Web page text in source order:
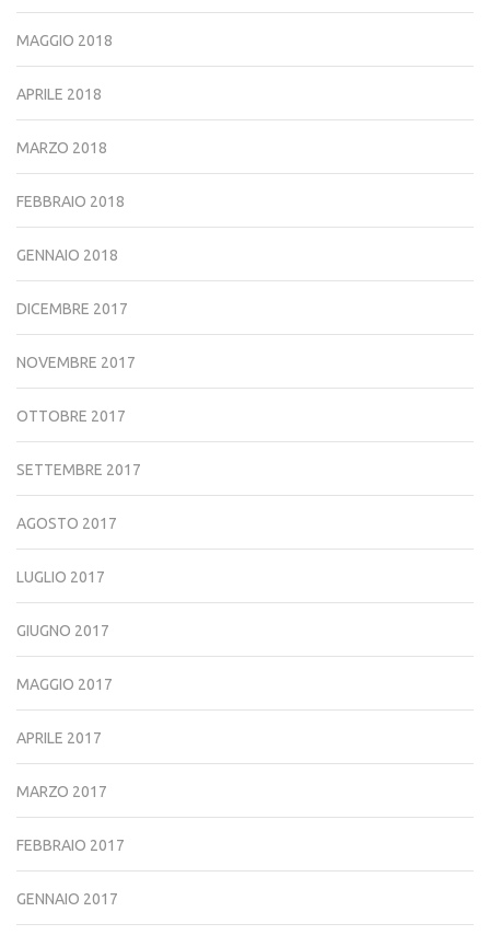
MAGGIO 2018
APRILE 2018
MARZO 2018
FEBBRAIO 2018
GENNAIO 2018
DICEMBRE 2017
NOVEMBRE 2017
OTTOBRE 2017
SETTEMBRE 2017
AGOSTO 2017
LUGLIO 2017
GIUGNO 2017
MAGGIO 2017
APRILE 2017
MARZO 2017
FEBBRAIO 2017
GENNAIO 2017